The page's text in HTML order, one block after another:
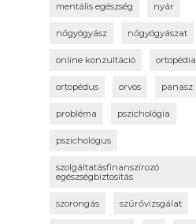
mentális egészség nyár
nőgyógyász nőgyógyászat
online konzultáció ortopédia
ortopédus orvos panasz
probléma pszichológia
pszichológus
szolgáltatásfinanszírozó
egészségbiztosítás
szorongás szűrővizsgálat